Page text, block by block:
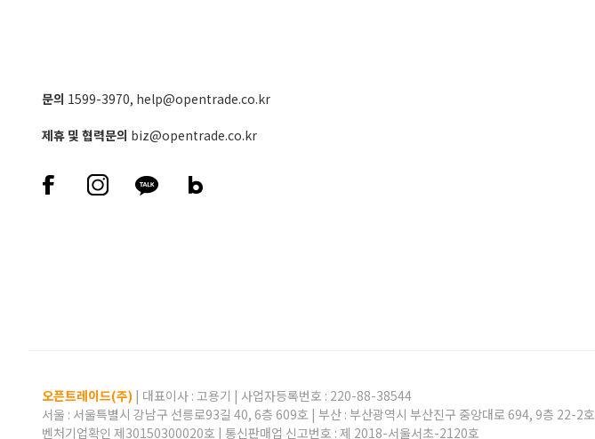
문의 1599-3970, help@opentrade.co.kr
제휴 및 협력문의 biz@opentrade.co.kr
오픈트레이드(주) | 대표이사 : 고용기 | 사업자등록번호 : 220-88-38544
서울 : 서울특별시 강남구 선릉로93길 40, 6층 609호 | 부산 : 부산광역시 부산진구 중앙대로 694, 9층 22-2호
벤처기업확인 제30150300020호 | 통신판매업 신고번호 : 제 2018-서울서초-2120호